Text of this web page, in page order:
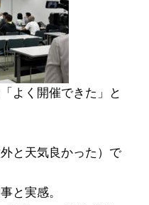
よく開催できた」と
と天気良かった）で
と実感。